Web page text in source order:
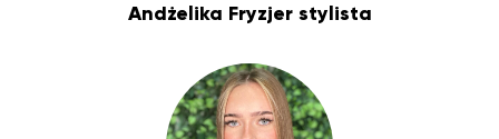
Andżelika Fryzjer stylista